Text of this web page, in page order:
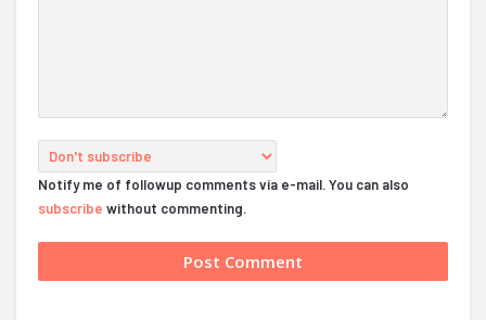
Notify me of followup comments via e-mail. You can also
subscribe without commenting.